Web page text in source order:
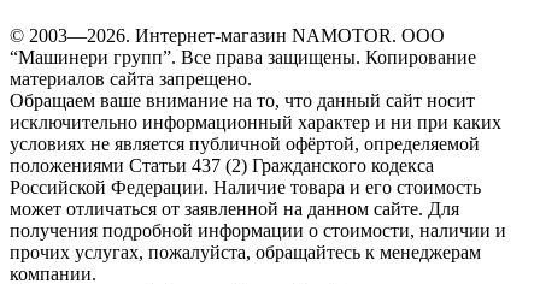
© 2003—2026. Интернет-магазин NAMOTOR. ООО
“Машинери групп”. Все права защищены. Копирование
материалов сайта запрещено.
Обращаем ваше внимание на то, что данный сайт носит
исключительно информационный характер и ни при каких
условиях не является публичной офёртой, определяемой
положениями Статьи 437 (2) Гражданского кодекса
Российской Федерации. Наличие товара и его стоимость
может отличаться от заявленной на данном сайте. Для
получения подробной информации о стоимости, наличии и
прочих услугах, пожалуйста, обращайтесь к менеджерам
компании.